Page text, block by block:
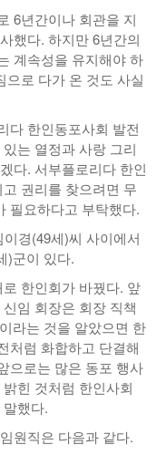
6년간이나 회관을 지
했다. 하지만 6년간의
계속성을 유지해야 하
으로 다가 온 것도 사실
다 한인동포사회 발전
는 열정과 사랑 그리
다. 서부플로리다 한인
권리를 찾으려면 무
필요하다고 부탁했다.
경(49세)씨 사이에서
)군이 있다.
한인회가 바꿨다. 앞
임 회장은 회장 직책
라는 것을 알았으면 한
처럼 화합하고 단결해
으로는 많은 동포 행사
힌 것처럼 한인사회
했다.
원직은 다음과 같다.